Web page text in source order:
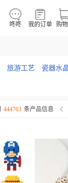
咚咚 我的订单 购
旅游工艺 瓷器水
444763 条产品信息